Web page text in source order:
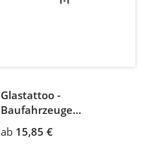
Glastattoo -
Baufahrzeuge
(Laderaube, Bagger, LKW
und Fahrmischer)
ab 15,85 €